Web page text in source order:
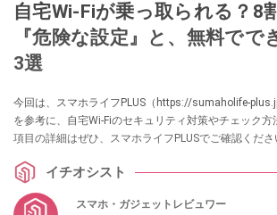
自宅Wi-Fiが乗っ取られる？8
『危険な設定』と、無料でで
3選
今回は、スマホライフPLUS（https://sumaholife-
を参考に、自宅Wi-Fiのセキュリティ対策やチェック方
項目の詳細はぜひ、スマホライフPLUSでご確認くださ
イチオシスト
スマホ・ガジェットレビュワー